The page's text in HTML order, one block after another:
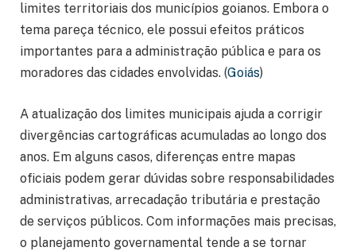
limites territoriais dos municípios goianos. Embora o
tema pareça técnico, ele possui efeitos práticos
importantes para a administração pública e para os
moradores das cidades envolvidas. (Goiás)
A atualização dos limites municipais ajuda a corrigir
divergências cartográficas acumuladas ao longo dos
anos. Em alguns casos, diferenças entre mapas
oficiais podem gerar dúvidas sobre responsabilidades
administrativas, arrecadação tributária e prestação
de serviços públicos. Com informações mais precisas,
o planejamento governamental tende a se tornar